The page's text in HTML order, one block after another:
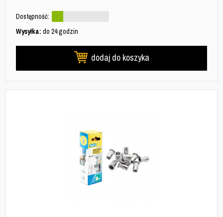
Dostępność:
Wysyłka: do 24 godzin
dodaj do koszyka